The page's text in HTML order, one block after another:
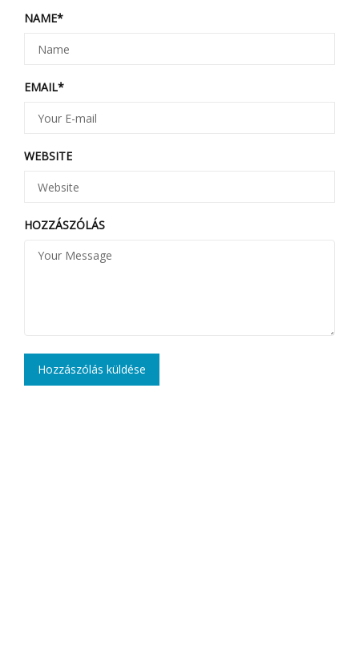
NAME*
EMAIL*
WEBSITE
HOZZÁSZÓLÁS